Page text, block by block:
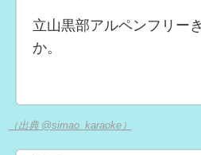
立山黒部アルペンフリー
か。
（出典 @simao_karaoke）